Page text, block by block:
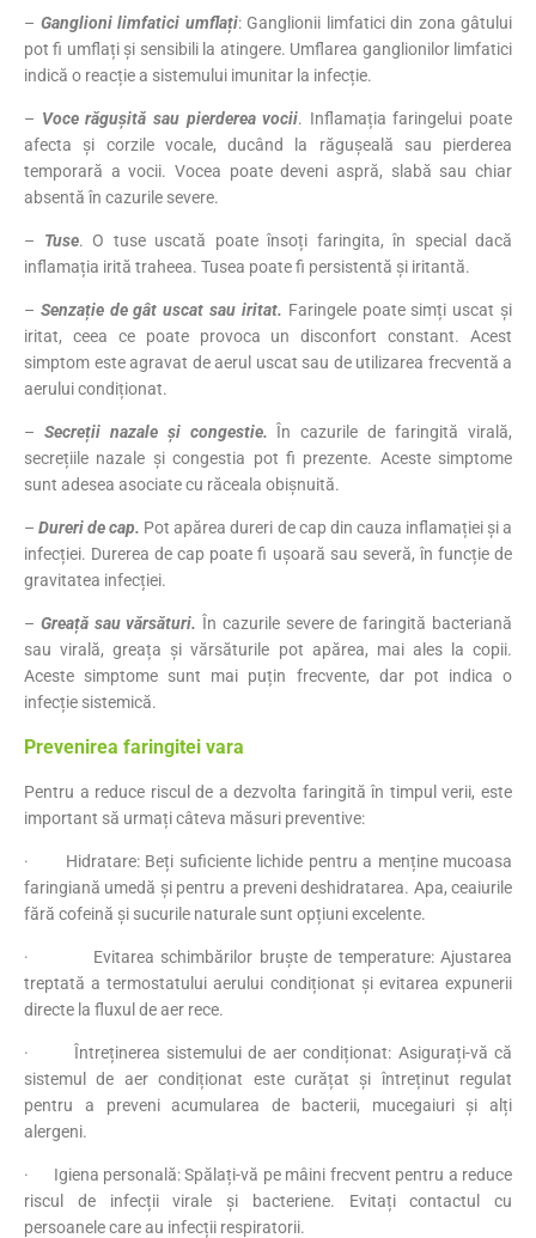
– Ganglioni limfatici umflați: Ganglionii limfatici din zona gâtului
pot fi umflați și sensibili la atingere. Umflarea ganglionilor limfatici
indică o reacție a sistemului imunitar la infecție.
– Voce răgușită sau pierderea vocii. Inflamația faringelui poate
afecta și corzile vocale, ducând la răgușeală sau pierderea
temporară a vocii. Vocea poate deveni aspră, slabă sau chiar
absentă în cazurile severe.
– Tuse. O tuse uscată poate însoți faringita, în special dacă
inflamația irită traheea. Tusea poate fi persistentă și iritantă.
– Senzație de gât uscat sau iritat. Faringele poate simți uscat și
iritat, ceea ce poate provoca un disconfort constant. Acest
simptom este agravat de aerul uscat sau de utilizarea frecventă a
aerului condiționat.
– Secreții nazale și congestie. În cazurile de faringită virală,
secrețiile nazale și congestia pot fi prezente. Aceste simptome
sunt adesea asociate cu răceala obișnuită.
–Dureri de cap. Pot apărea dureri de cap din cauza inflamației și a
infecției. Durerea de cap poate fi ușoară sau severă, în funcție de
gravitatea infecției.
– Greață sau vărsături. În cazurile severe de faringită bacteriană
sau virală, greața și vărsăturile pot apărea, mai ales la copii.
Aceste simptome sunt mai puțin frecvente, dar pot indica o
infecție sistemică.
Prevenirea faringitei vara
Pentru a reduce riscul de a dezvolta faringită în timpul verii, este
important să urmați câteva măsuri preventive:
· Hidratare: Beți suficiente lichide pentru a menține mucoasa
faringiană umedă și pentru a preveni deshidratarea. Apa, ceaiurile
fără cofeină și sucurile naturale sunt opțiuni excelente.
· Evitarea schimbărilor bruște de temperature: Ajustarea
treptată a termostatului aerului condiționat și evitarea expunerii
directe la fluxul de aer rece.
· Întreținerea sistemului de aer condiționat: Asigurați-vă că
sistemul de aer condiționat este curățat și întreținut regulat
pentru a preveni acumularea de bacterii, mucegaiuri și alți
alergeni.
· Igiena personală: Spălați-vă pe mâini frecvent pentru a reduce
riscul de infecții virale și bacteriene. Evitați contactul cu
persoanele care au infecții respiratorii.